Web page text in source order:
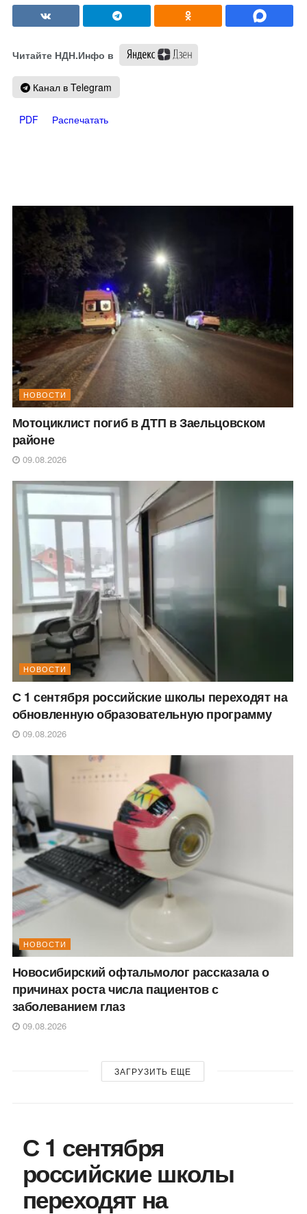
Читайте НДН.Инфо в
Канал в Telegram
PDF Распечатать
НОВОСТИ
Мотоциклист погиб в ДТП в Заельцовском
районе
09.08.2026
НОВОСТИ
С 1 сентября российские школы переходят на
обновленную образовательную программу
09.08.2026
НОВОСТИ
Новосибирский офтальмолог рассказала о
причинах роста числа пациентов с
заболеванием глаз
09.08.2026
ЗАГРУЗИТЬ ЕЩЕ
С 1 сентября
российские школы
переходят на